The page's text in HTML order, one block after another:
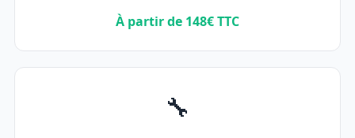
À partir de 148€ TTC
🔧